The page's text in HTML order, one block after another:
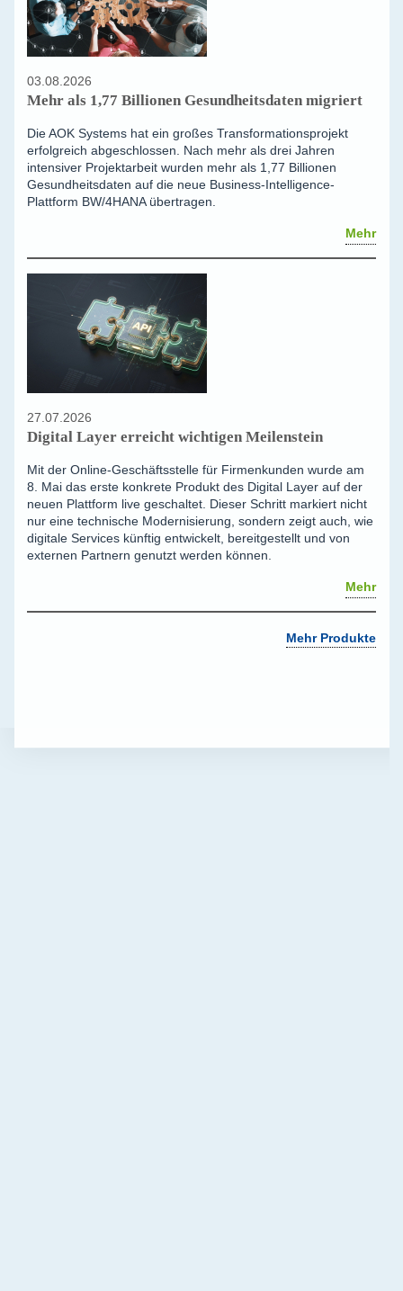
03.08.2026
Mehr als 1,77 Billionen Gesundheitsdaten migriert
Die AOK Systems hat ein großes Transformationsprojekt
erfolgreich abgeschlossen. Nach mehr als drei Jahren
intensiver Projektarbeit wurden mehr als 1,77 Billionen
Gesundheitsdaten auf die neue Business-Intelligence-
Plattform BW/4HANA übertragen.
Mehr
27.07.2026
Digital Layer erreicht wichtigen Meilenstein
Mit der Online-Geschäftsstelle für Firmenkunden wurde am
8. Mai das erste konkrete Produkt des Digital Layer auf der
neuen Plattform live geschaltet. Dieser Schritt markiert nicht
nur eine technische Modernisierung, sondern zeigt auch, wie
digitale Services künftig entwickelt, bereitgestellt und von
externen Partnern genutzt werden können.
Mehr
Mehr Produkte